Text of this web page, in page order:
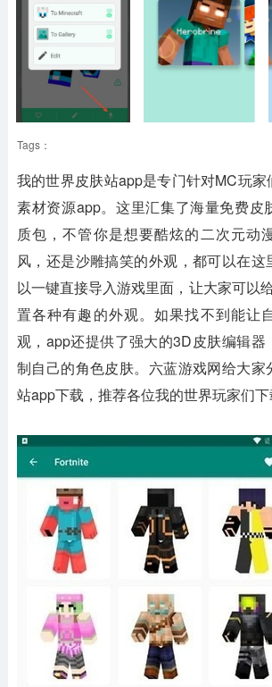
Tags：
我的世界皮肤站app是专门针对MC玩
素材资源app。这里汇集了海量免费皮
质包，不管你是想要酷炫的二次元动
风，还是沙雕搞笑的外观，都可以在
以一键直接导入游戏里面，让大家可以
置各种有趣的外观。如果找不到能让
观，app还提供了强大的3D皮肤编辑器
制自己的角色皮肤。六蓝游戏网给大家
站app下载，推荐各位我的世界玩家们下